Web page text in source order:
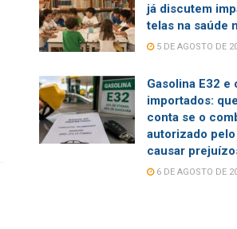
já discutem
telas na saúde
5 DE AGOSTO DE
Gasolina E32 e
importados:
conta se o
autorizado
causar
6 DE AGOSTO DE